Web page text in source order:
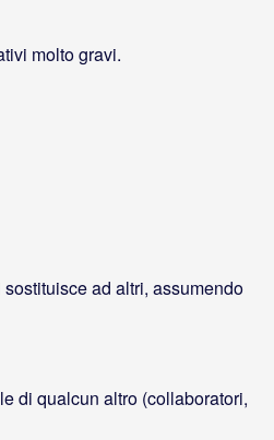
molto gravi.
ad altri, assumendo
di qualcun altro (collaboratori,